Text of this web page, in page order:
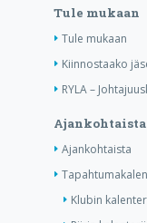
Tule mukaan
Tule mukaan
Kiinnostaako
RYLA –
Ajankohtaista
Ajankohtaista
Klubin